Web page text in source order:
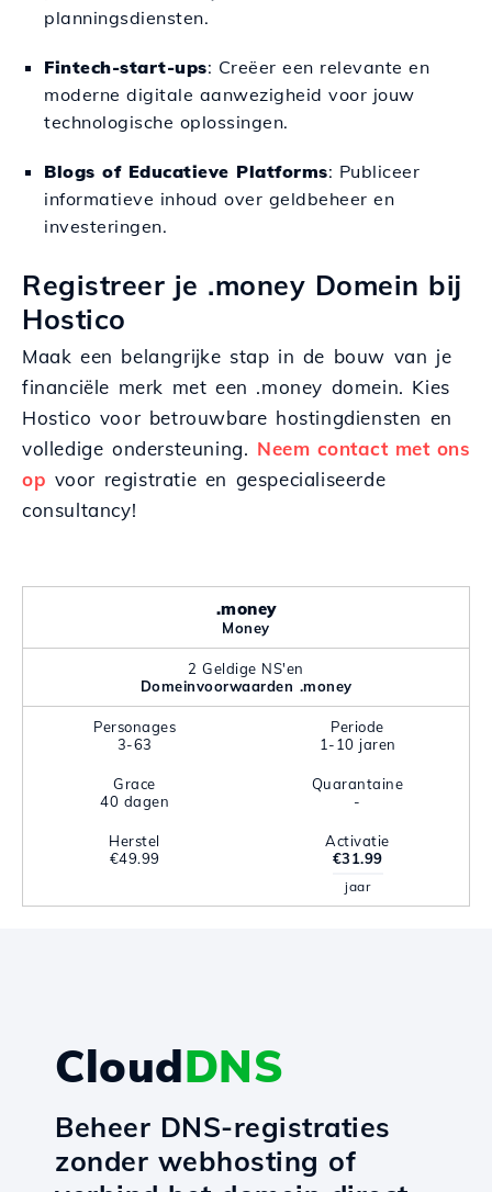
planningsdiensten.
Fintech-start-ups: Creëer een relevante en
moderne digitale aanwezigheid voor jouw
technologische oplossingen.
Blogs of Educatieve Platforms: Publiceer
informatieve inhoud over geldbeheer en
investeringen.
Registreer je .money Domein bij
Hostico
Maak een belangrijke stap in de bouw van je
financiële merk met een .money domein. Kies
Hostico voor betrouwbare hostingdiensten en
volledige ondersteuning. Neem contact met ons
op voor registratie en gespecialiseerde
consultancy!
.money
Money
2 Geldige NS'en
Domeinvoorwaarden .money
Personages
3-63
Periode
1-10 jaren
Grace
40 dagen
Quarantaine
-
Herstel
€49.99
Activatie
€31.99
jaar
CloudDNS
Beheer DNS-registraties
zonder webhosting of